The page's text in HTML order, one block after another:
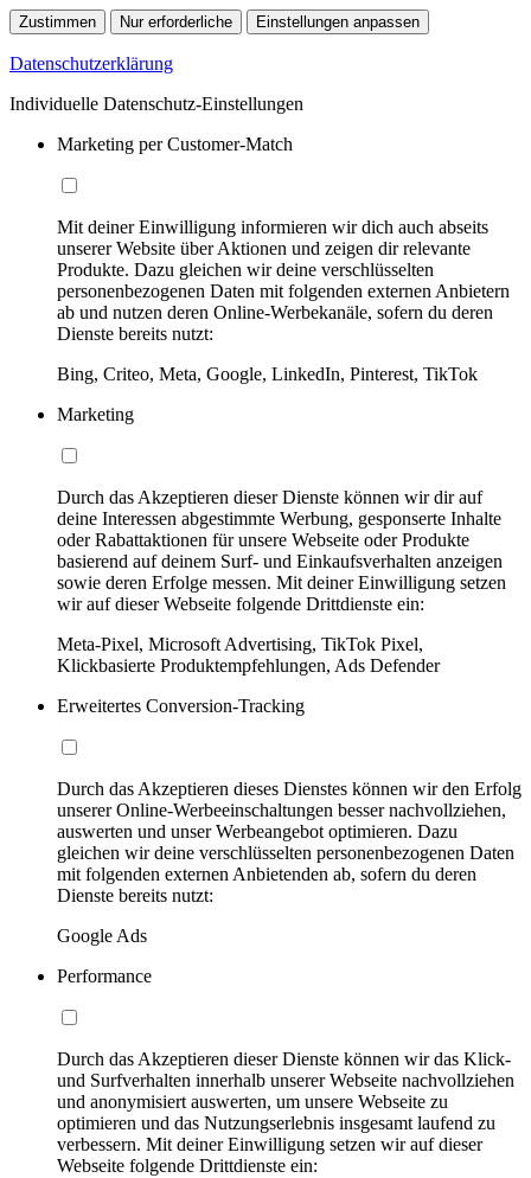
Zustimmen Nur erforderliche Einstellungen anpassen
Datenschutzerklärung
Individuelle Datenschutz-Einstellungen
Marketing per Customer-Match
Mit deiner Einwilligung informieren wir dich auch abseits
unserer Website über Aktionen und zeigen dir relevante
Produkte. Dazu gleichen wir deine verschlüsselten
personenbezogenen Daten mit folgenden externen Anbietern
ab und nutzen deren Online-Werbekanäle, sofern du deren
Dienste bereits nutzt:
Bing, Criteo, Meta, Google, LinkedIn, Pinterest, TikTok
Marketing
Durch das Akzeptieren dieser Dienste können wir dir auf
deine Interessen abgestimmte Werbung, gesponserte Inhalte
oder Rabattaktionen für unsere Webseite oder Produkte
basierend auf deinem Surf- und Einkaufsverhalten anzeigen
sowie deren Erfolge messen. Mit deiner Einwilligung setzen
wir auf dieser Webseite folgende Drittdienste ein:
Meta-Pixel, Microsoft Advertising, TikTok Pixel,
Klickbasierte Produktempfehlungen, Ads Defender
Erweitertes Conversion-Tracking
Durch das Akzeptieren dieses Dienstes können wir den Erfolg
unserer Online-Werbeeinschaltungen besser nachvollziehen,
auswerten und unser Werbeangebot optimieren. Dazu
gleichen wir deine verschlüsselten personenbezogenen Daten
mit folgenden externen Anbietenden ab, sofern du deren
Dienste bereits nutzt:
Google Ads
Performance
Durch das Akzeptieren dieser Dienste können wir das Klick-
und Surfverhalten innerhalb unserer Webseite nachvollziehen
und anonymisiert auswerten, um unsere Webseite zu
optimieren und das Nutzungserlebnis insgesamt laufend zu
verbessern. Mit deiner Einwilligung setzen wir auf dieser
Webseite folgende Drittdienste ein: